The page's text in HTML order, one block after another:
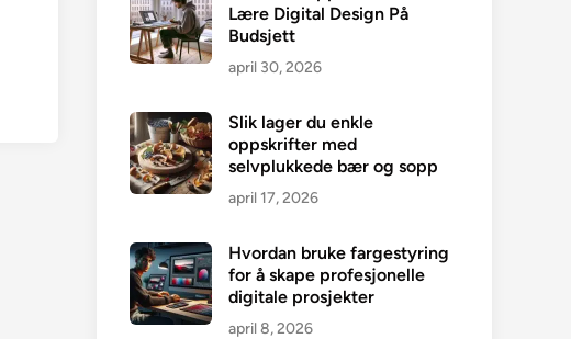
Lære Digital Design På
Budsjett
april 30, 2026
Slik lager du enkle
oppskrifter med
selvplukkede bær og sopp
april 17, 2026
Hvordan bruke fargestyring
for å skape profesjonelle
digitale prosjekter
april 8, 2026